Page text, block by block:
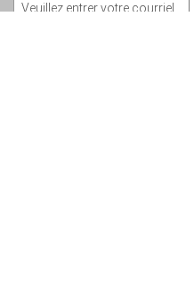
Veuillez entrer votre courriel